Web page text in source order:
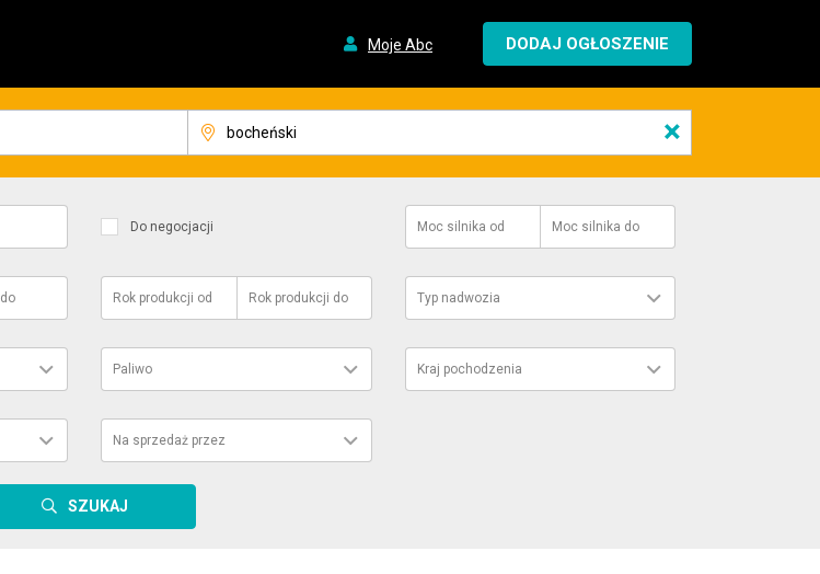
Moje Abc DODAJ OGŁOSZENIE
×
Do negocjacji Moc silnika od Moc silnika do
do Rok produkcji od Rok produkcji do Typ nadwozia
Paliwo Kraj pochodzenia
Na sprzedaż przez
SZUKAJ